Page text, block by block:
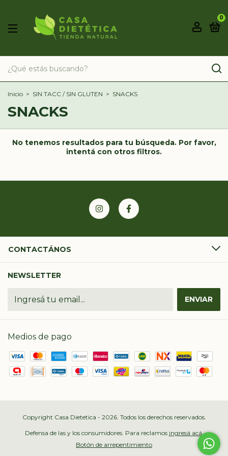
0
Inicio > SIN TACC / SIN GLUTEN > SNACKS
SNACKS
No tenemos resultados para tu búsqueda. Por favor,
intentá con otros filtros.
CONTACTÁNOS
NEWSLETTER
Medios de pago
Copyright Casa Dietetica - 2026. Todos los derechos reservados.
Defensa de las y los consumidores. Para reclamos ingresá acá.
Botón de arrepentimiento